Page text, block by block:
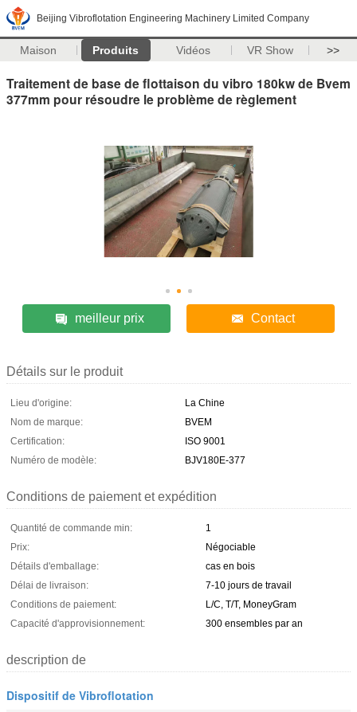
Beijing Vibroflotation Engineering Machinery Limited Company
Maison Produits Vidéos VR Show >>
Traitement de base de flottaison du vibro 180kw de Bvem
377mm pour résoudre le problème de règlement
meilleur prix Contact
Détails sur le produit
Lieu d'origine:
La Chine
Nom de marque:
BVEM
Certification:
ISO 9001
Numéro de modèle:
BJV180E-377
Conditions de paiement et expédition
Quantité de commande min:
1
Prix:
Négociable
Détails d'emballage:
cas en bois
Délai de livraison:
7-10 jours de travail
Conditions de paiement:
L/C, T/T, MoneyGram
Capacité d'approvisionnement:
300 ensembles par an
description de
Dispositif de Vibroflotation